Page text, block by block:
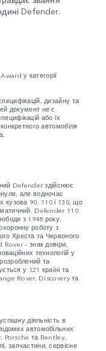
Defender.
у категорії
дизайну та
документ не є
або їх
автомобіля
Defender здійснює
але водночас
кузова 90, 110 і 130, що
Defender 110
з 1948 року,
роботу з
Хреста та Червоного
– знак довіри,
технологій у
та
у 121 країні та
Rover, Discovery та
діяльність в
автомобільних
Porsche та Bentley.
запчастини, сервісне